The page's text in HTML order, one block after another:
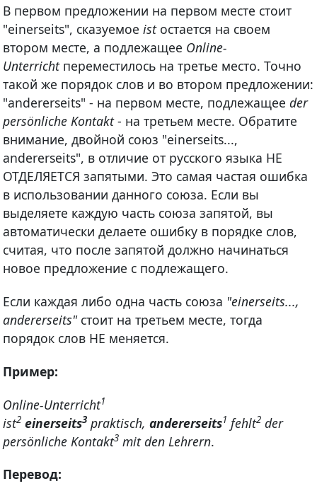
В первом предложении на первом месте стоит
"einerseits", сказуемое ist остается на своем
втором месте, а подлежащее Online-
Unterricht переместилось на третье место. Точно
такой же порядок слов и во втором предложении:
"andererseits" - на первом месте, подлежащее der
persönliche Kontakt- на третьем месте. Обратите
внимание, двойной союз "einerseits...,
andererseits", в отличие от русского языка НЕ
ОТДЕЛЯЕТСЯ запятыми. Это самая частая ошибка
в использовании данного союза. Если вы
выделяете каждую часть союза запятой, вы
автоматически делаете ошибку в порядке слов,
считая, что после запятой должно начинаться
новое предложение с подлежащего.
Если каждая либо одна часть союза "einerseits...,
andererseits" стоит на третьем месте, тогда
порядок слов НЕ меняется.
Пример:
Online-Unterricht1
ist2 einerseits3 praktisch, andererseits1 fehlt2 der
persönliche Kontakt3 mit den Lehrern.
Перевод: